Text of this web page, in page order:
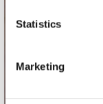
Statistics
Marketing